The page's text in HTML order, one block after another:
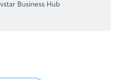
Business Hub